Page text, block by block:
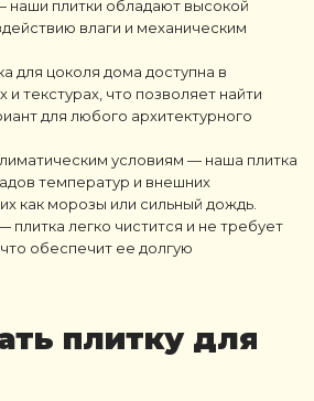
наши плитки обладают высокой
влаги и механическим
для цоколя дома доступна в
и текстурах, что позволяет найти
для любого архитектурного
условиям — наша плитка
температур и внешних
как морозы или сильный дождь.
плитка легко чистится и не требует
обеспечит ее долгую
плитку для